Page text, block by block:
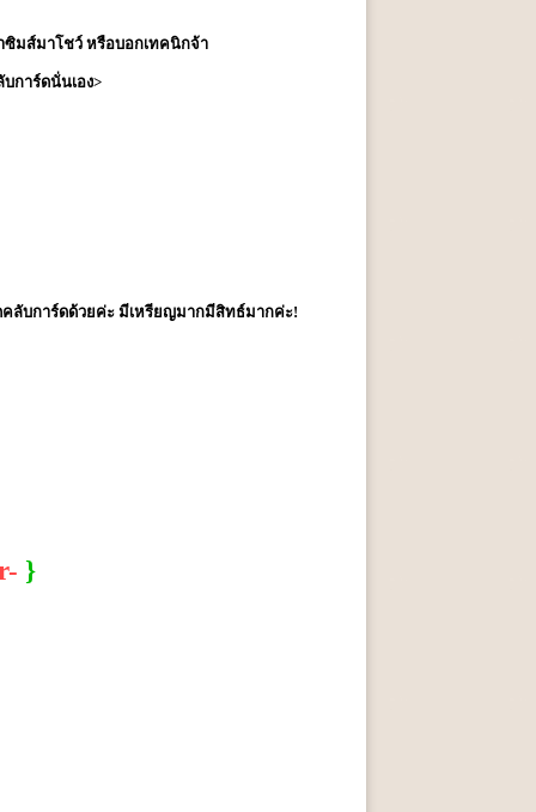
มส์มาโชว์ หรือบอกเทคนิกจ้า
การ์ดนั่นเอง>
คลับการ์ดด้วยค่ะ มีเหรียญมากมีสิทธ์มากค่ะ!
}